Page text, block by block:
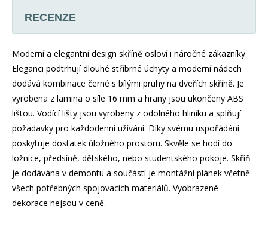
RECENZE
Moderní a elegantní design skříně osloví i náročné zákazníky.
Eleganci podtrhují dlouhé stříbrné úchyty a moderní nádech
dodává kombinace černé s bílými pruhy na dveřích skříně. Je
vyrobena z lamina o síle 16 mm a hrany jsou ukončeny ABS
lištou. Vodící lišty jsou vyrobeny z odolného hliníku a splňují
požadavky pro každodenní užívání. Díky svému uspořádání
poskytuje dostatek úložného prostoru. Skvěle se hodí do
ložnice, předsíně, dětského, nebo studentského pokoje. Skříň
je dodávána v demontu a součástí je montážní plánek včetně
všech potřebných spojovacích materiálů. Vyobrazené
dekorace nejsou v ceně.